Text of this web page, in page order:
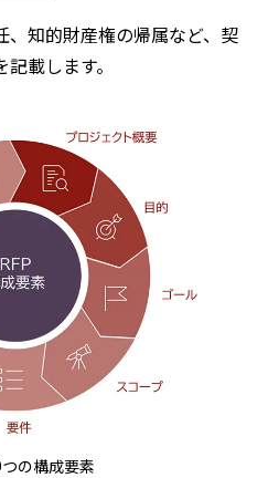
、知的財産権の帰属など、契
載します。
の構成要素